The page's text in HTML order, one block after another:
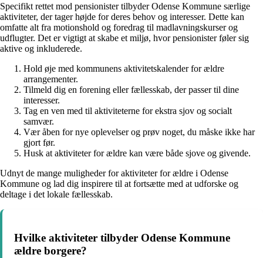
Specifikt rettet mod pensionister tilbyder Odense Kommune særlige
aktiviteter, der tager højde for deres behov og interesser. Dette kan
omfatte alt fra motionshold og foredrag til madlavningskurser og
udflugter. Det er vigtigt at skabe et miljø, hvor pensionister føler sig
aktive og inkluderede.
Hold øje med kommunens aktivitetskalender for ældre
arrangementer.
Tilmeld dig en forening eller fællesskab, der passer til dine
interesser.
Tag en ven med til aktiviteterne for ekstra sjov og socialt
samvær.
Vær åben for nye oplevelser og prøv noget, du måske ikke har
gjort før.
Husk at aktiviteter for ældre kan være både sjove og givende.
Udnyt de mange muligheder for aktiviteter for ældre i Odense
Kommune og lad dig inspirere til at fortsætte med at udforske og
deltage i det lokale fællesskab.
Hvilke aktiviteter tilbyder Odense Kommune
ældre borgere?